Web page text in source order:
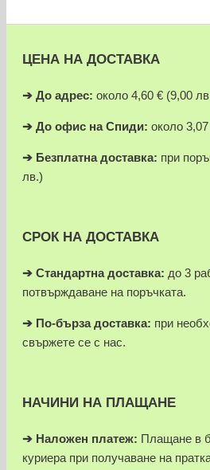
ЦЕНА НА ДОСТАВКА
➔ До адрес: около 4,60 € (9,00
➔ До офис на Спиди: около
➔ Безплатна доставка: при
лв.)
СРОК НА ДОСТАВКА
➔ Стандартна доставка: до 3
потвърждаване на поръчката.
➔ По-бърза доставка: при
свържете се с нас.
НАЧИНИ НА ПЛАЩАНЕ
➔ Наложен платеж: Плащане в
куриера при получаване на